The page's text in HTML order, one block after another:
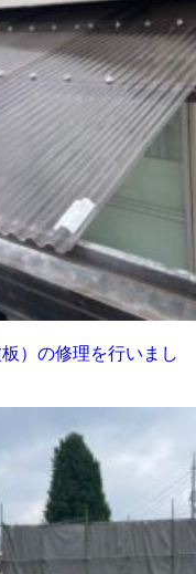
）の修理を行いまし